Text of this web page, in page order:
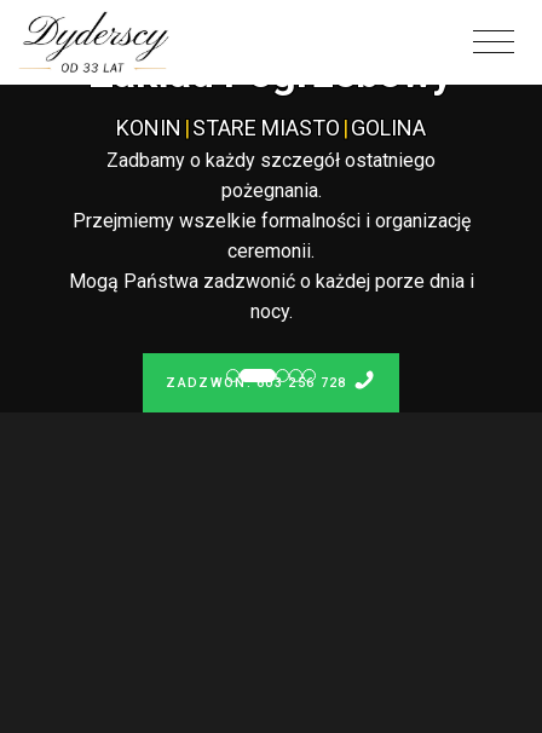
Całodobowy
Zakład Pogrzebowy
KONIN |STARE MIASTO |GOLINA
Zadbamy o każdy szczegół ostatniego
pożegnania.
Przejmiemy wszelkie formalności i organizację
ceremonii.
Mogą Państwa zadzwonić o każdej porze dnia i
nocy.
ZADZWOŃ: 603 256 728